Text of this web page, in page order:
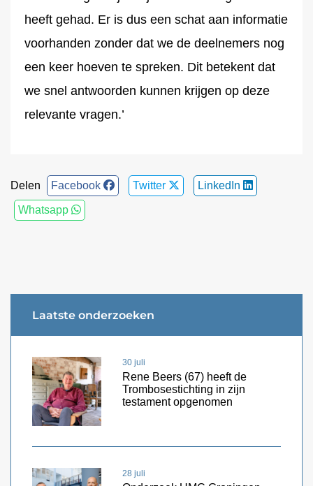
heeft gehad. Er is dus een schat aan informatie
voorhanden zonder dat we de deelnemers nog
een keer hoeven te spreken. Dit betekent dat
we snel antwoorden kunnen krijgen op deze
relevante vragen.’
Delen Facebook Twitter LinkedIn
Whatsapp
Laatste onderzoeken
30 juli
Rene Beers (67) heeft de
Trombosestichting in zijn
testament opgenomen
28 juli